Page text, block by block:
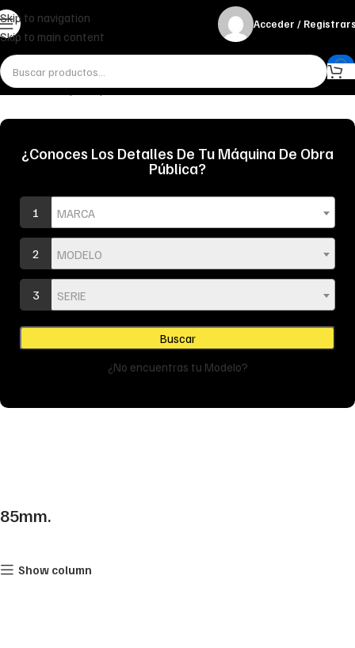
Skip to navigation
Skip to main content
Acceder /
InicioBulones y CasquillosBulonesPor medidas85mm.
¿Conoces Los Detalles De Tu Máquina De Obra
Pública?
1 MARCA
2 MODELO
3 SERIE
¿No encuentras tu Modelo?
85mm.
Show column